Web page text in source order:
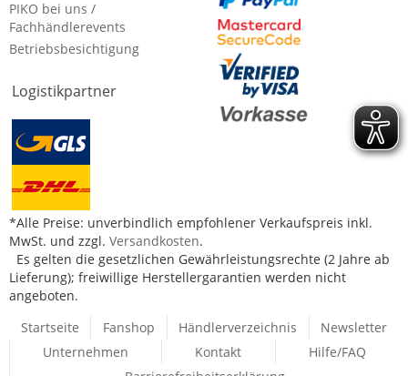
PIKO bei uns /
Fachhändlerevents
Betriebsbesichtigung
Logistikpartner
*Alle Preise: unverbindlich empfohlener Verkaufspreis inkl.
MwSt. und zzgl. Versandkosten.
Es gelten die gesetzlichen Gewährleistungsrechte (2 Jahre ab
Lieferung); freiwillige Herstellergarantien werden nicht
angeboten.
Startseite
Fanshop Händlerverzeichnis
Newsletter
Unternehmen
Kontakt
Hilfe/FAQ